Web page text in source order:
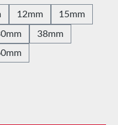
12mm 15mm
38mm